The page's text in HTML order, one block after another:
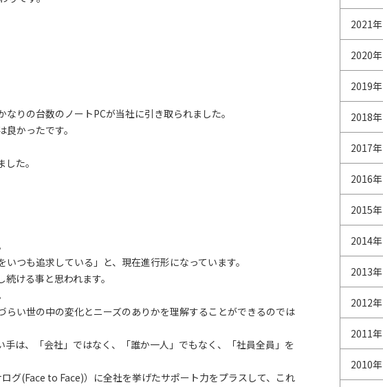
りの台数のノートPCが当社に引き取られました。
かったです。
た。
つも追求している」と、現在進行形になっています。
ける事と思われます。
い世の中の変化とニーズのありかを理解することができるのでは
は、「会社」ではなく、「誰か一人」でもなく、「社員全員」を
グ(Face to Face)）に全社を挙げたサポート力をプラスして、これ
2021年
2020年
2019年
2018年
2017年
2016年
2015年
2014年
2013年
2012年
2011年
2010年